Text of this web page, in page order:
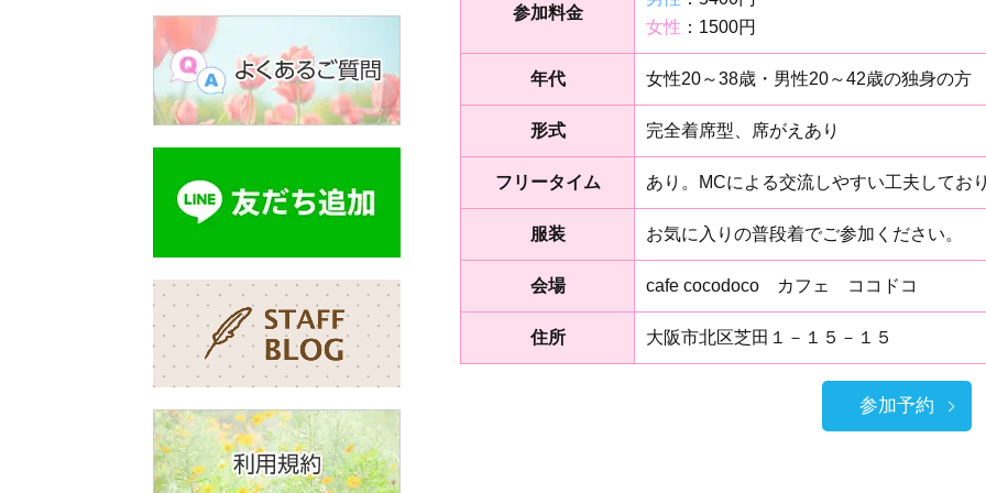
参加料金
女性 ：1500円
年代 女性20～38歳・男性20～42歳の独身の方
形式 完全着席型、席がえあり
フリータイム あり。MCによる交流しやすい工夫してお
服装 お気に入りの普段着でご参加ください。
会場 cafe cocodoco カフェ ココドコ
住所 大阪市北区芝田１－１５－１５
参加予約